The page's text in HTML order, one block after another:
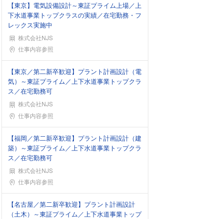
【東京】電気設備設計～東証プライム上場／上
下水道事業トップクラスの実績／在宅勤務・フ
レックス実施中
株式会社NJS
勤務地仕事内容参照
【東京／第二新卒歓迎】プラント計画設計（電
気）～東証プライム／上下水道事業トップクラ
ス／在宅勤務可
株式会社NJS
勤務地仕事内容参照
【福岡／第二新卒歓迎】プラント計画設計（建
築）～東証プライム／上下水道事業トップクラ
ス／在宅勤務可
株式会社NJS
勤務地仕事内容参照
【名古屋／第二新卒歓迎】プラント計画設計
（土木）～東証プライム／上下水道事業トップ